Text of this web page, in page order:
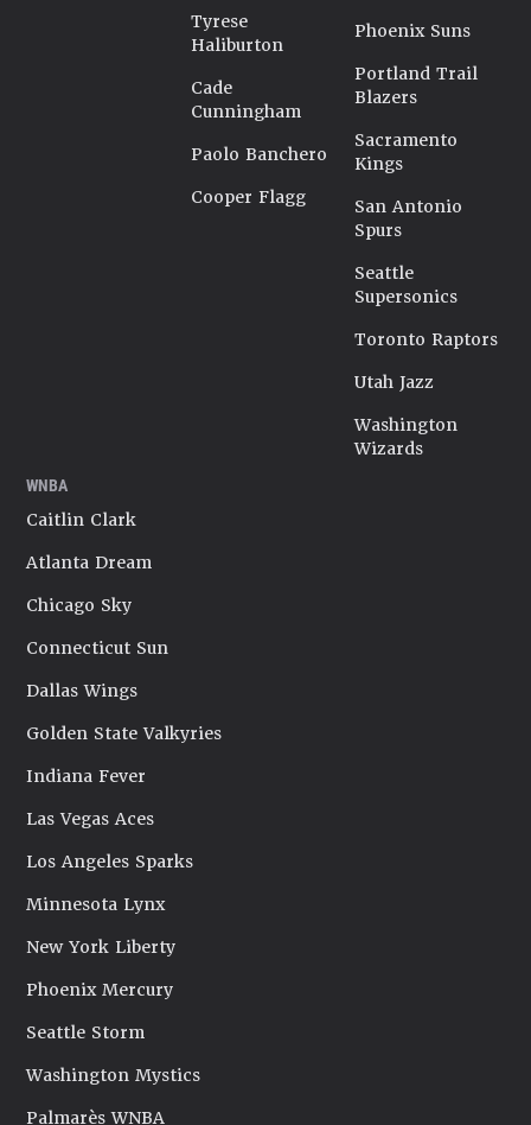
Tyrese
Haliburton
Cade
Cunningham
Paolo Banchero
Cooper Flagg
Phoenix Suns
Portland Trail
Blazers
Sacramento
Kings
San Antonio
Spurs
Seattle
Supersonics
Toronto Raptors
Utah Jazz
Washington
Wizards
WNBA
Caitlin Clark
Atlanta Dream
Chicago Sky
Connecticut Sun
Dallas Wings
Golden State Valkyries
Indiana Fever
Las Vegas Aces
Los Angeles Sparks
Minnesota Lynx
New York Liberty
Phoenix Mercury
Seattle Storm
Washington Mystics
Palmarès WNBA